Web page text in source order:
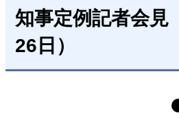
知事定例記者会見
26日）